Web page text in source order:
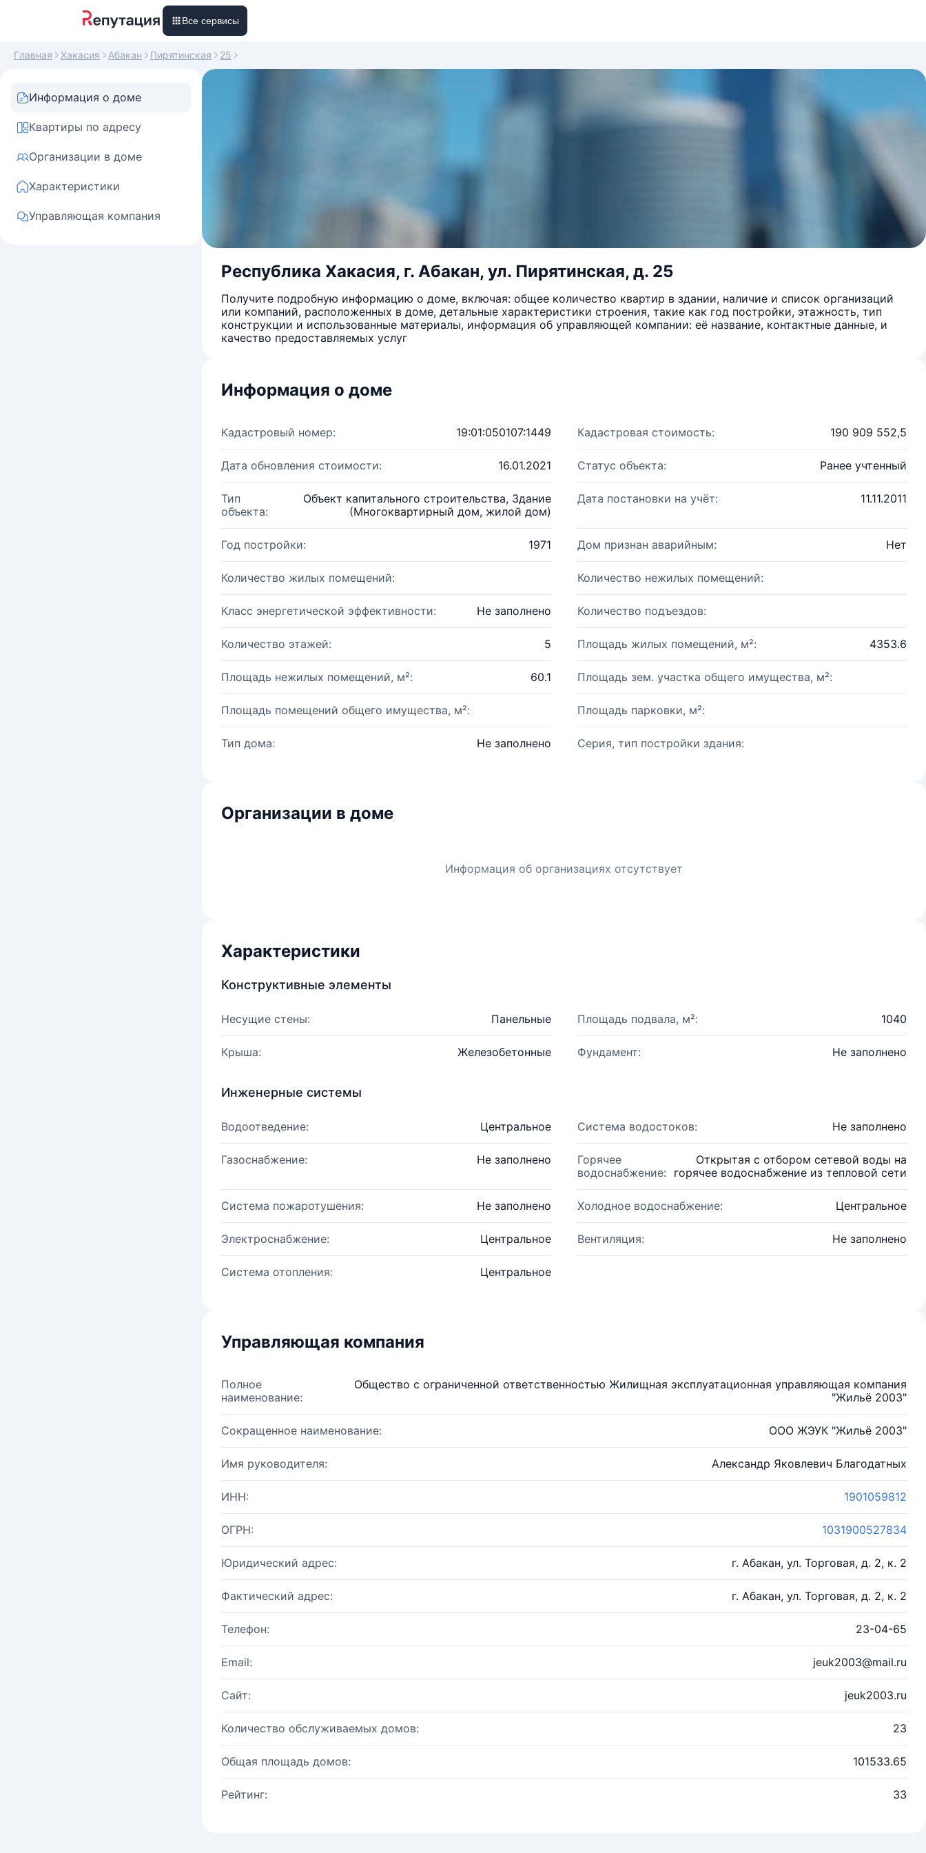
Все сервисы
Главная Хакасия Абакан Пирятинская 25
Информация о доме
Квартиры по адресу
Организации в доме
Характеристики
Управляющая компания
Республика Хакасия, г. Абакан, ул. Пирятинская, д. 25
Получите подробную информацию о доме, включая: общее количество квартир в здании, наличие и список организаций
или компаний, расположенных в доме, детальные характеристики строения, такие как год постройки, этажность, тип
конструкции и использованные материалы, информация об управляющей компании: её название, контактные данные, и
качество предоставляемых услуг
Информация о доме
Кадастровый номер: 19:01:050107:1449 Кадастровая стоимость: 190 909 552,5
Дата обновления стоимости: 16.01.2021 Статус объекта: Ранее учтенный
Тип
объекта:
Объект капитального строительства, Здание
(Многоквартирный дом, жилой дом)
Дата постановки на учёт: 11.11.2011
Год постройки: 1971 Дом признан аварийным: Нет
Количество жилых помещений: Количество нежилых помещений:
Класс энергетической эффективности: Не заполнено Количество подъездов:
Количество этажей: 5 Площадь жилых помещений, м²: 4353.6
Площадь нежилых помещений, м²: 60.1 Площадь зем. участка общего имущества, м²:
Площадь помещений общего имущества, м²: Площадь парковки, м²:
Тип дома: Не заполнено Серия, тип постройки здания:
Организации в доме
Информация об организациях отсутствует
Характеристики
Конструктивные элементы
Несущие стены: Панельные Площадь подвала, м²: 1040
Крыша: Железобетонные Фундамент: Не заполнено
Инженерные системы
Водоотведение: Центральное Система водостоков: Не заполнено
Газоснабжение: Не заполнено
Горячее
водоснабжение:
Открытая с отбором сетевой воды на
горячее водоснабжение из тепловой сети
Система пожаротушения: Не заполнено Холодное водоснабжение: Центральное
Электроснабжение: Центральное Вентиляция: Не заполнено
Система отопления: Центральное
Управляющая компания
Полное
наименование:
Общество с ограниченной ответственностью Жилищная эксплуатационная управляющая компания
"Жильё 2003"
Сокращенное наименование: ООО ЖЭУК "Жильё 2003"
Имя руководителя: Александр Яковлевич Благодатных
ИНН: 1901059812
ОГРН: 1031900527834
Юридический адрес: г. Абакан, ул. Торговая, д. 2, к. 2
Фактический адрес: г. Абакан, ул. Торговая, д. 2, к. 2
Телефон: 23-04-65
Email: jeuk2003@mail.ru
Сайт: jeuk2003.ru
Количество обслуживаемых домов: 23
Общая площадь домов: 101533.65
Рейтинг: 33